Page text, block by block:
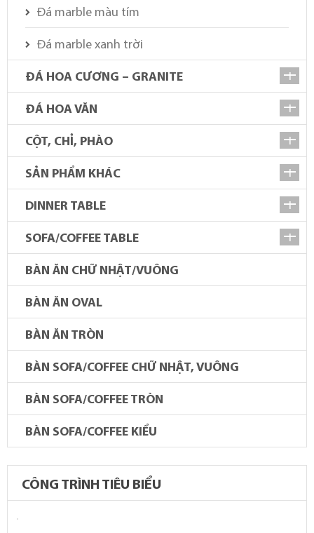
Đá marble màu tím
Đá marble xanh trời
ĐÁ HOA CƯƠNG – GRANITE
ĐÁ HOA VĂN
CỘT, CHỈ, PHÀO
SẢN PHẨM KHÁC
DINNER TABLE
SOFA/COFFEE TABLE
BÀN ĂN CHỮ NHẬT/VUÔNG
BÀN ĂN OVAL
BÀN ĂN TRÒN
BÀN SOFA/COFFEE CHỮ NHẬT, VUÔNG
BÀN SOFA/COFFEE TRÒN
BÀN SOFA/COFFEE KIỂU
CÔNG TRÌNH TIÊU BIỂU